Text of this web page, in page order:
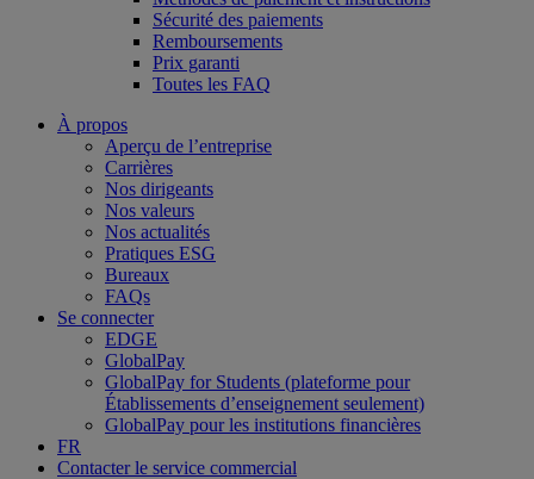
Sécurité des paiements
Remboursements
Prix garanti
Toutes les FAQ
À propos
Aperçu de l’entreprise
Carrières
Nos dirigeants
Nos valeurs
Nos actualités
Pratiques ESG
Bureaux
FAQs
Se connecter
EDGE
GlobalPay
GlobalPay for Students (plateforme pour
Établissements d’enseignement seulement)
GlobalPay pour les institutions financières
FR
Contacter le service commercial